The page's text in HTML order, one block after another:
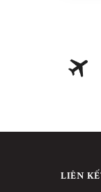
LIÊN